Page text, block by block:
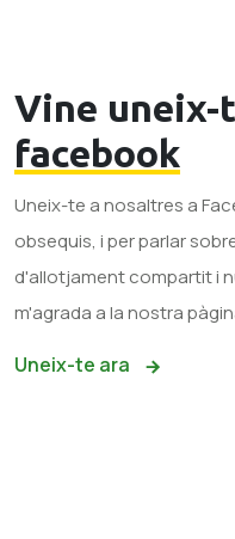
Vine uneix-
facebook
Uneix-te a nosaltres a
obsequis, i per parlar
d'allotjament compartit i
m'agrada a la nostra
Uneix-te ara